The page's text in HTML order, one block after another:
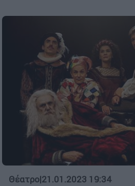
Θέατρο|21.01.2023 19:34